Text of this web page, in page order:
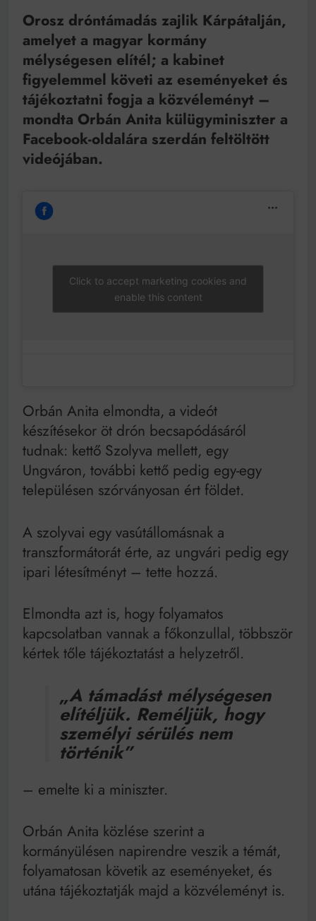
as években
Bitumenes lapostetők: a bevált technológia akkor
működik, ha jól van felújítva
Orosz dróntámadás zajlik Kárpátalján,
amelyet a magyar kormány
mélységesen elítél; a kabinet
figyelemmel követi az eseményeket és
tájékoztatni fogja a közvéleményt –
mondta Orbán Anita külügyminiszter a
Facebook-oldalára szerdán feltöltött
videójában.
Click to accept marketing cookies and
enable this content
Orbán Anita elmondta, a videót
készítésekor öt drón becsapódásáról
tudnak: kettő Szolyva mellett, egy
Ungváron, további kettő pedig egy-egy
településen szórványosan ért földet.
A szolyvai egy vasútállomásnak a
transzformátorát érte, az ungvári pedig egy
ipari létesítményt – tette hozzá.
Elmondta azt is, hogy folyamatos
kapcsolatban vannak a főkonzullal, többször
kértek tőle tájékoztatást a helyzetről.
„A támadást mélységesen
elítéljük. Reméljük, hogy
személyi sérülés nem
történik”
– emelte ki a miniszter.
Orbán Anita közlése szerint a
kormányülésen napirendre veszik a témát,
folyamatosan követik az eseményeket, és
utána tájékoztatják majd a közvéleményt is.